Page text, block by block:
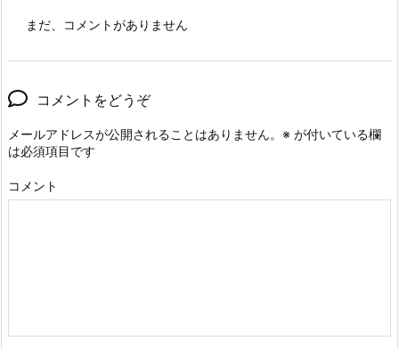
まだ、コメントがありません
コメントをどうぞ
メールアドレスが公開されることはありません。 ※ が付いている欄
は必須項目です
コメント